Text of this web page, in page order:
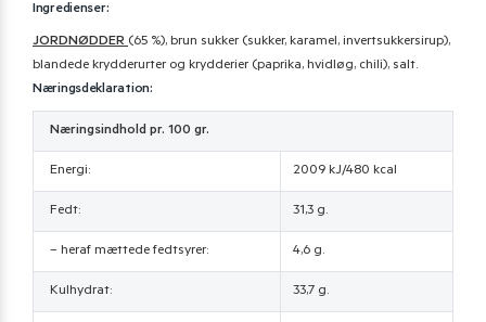
Ingredienser:
JORDNØDDER (65 %), brun sukker (sukker, karamel, invertsukkersirup),
blandede krydderurter og krydderier (paprika, hvidløg, chili), salt.
Næringsdeklaration:
Næringsindhold pr. 100 gr.
Energi: 2009 kJ/480 kcal
Fedt: 31,3 g.
– heraf mættede fedtsyrer: 4,6 g.
Kulhydrat: 33,7 g.